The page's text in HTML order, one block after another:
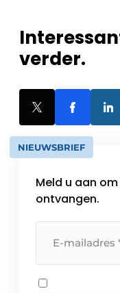
verder.
NIEUWSBRIEF
Meld u aan
ontvangen.